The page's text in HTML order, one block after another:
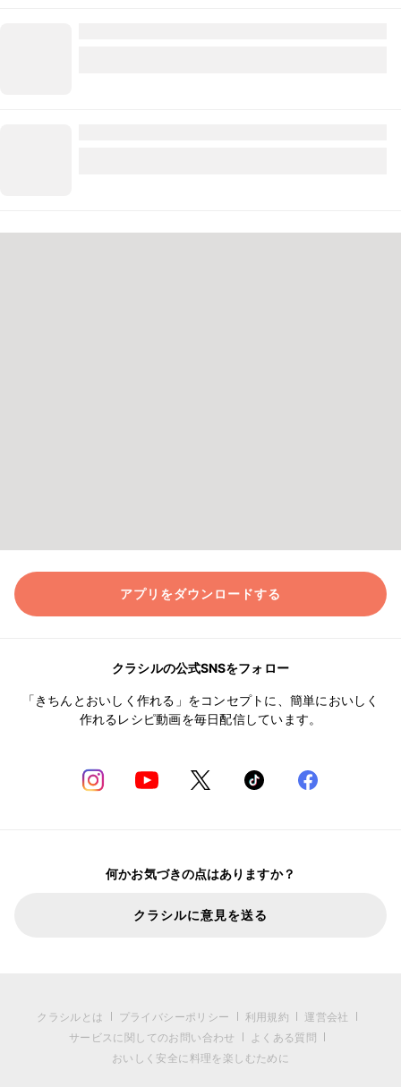
アプリをダウンロードする
クラシルの公式SNSをフォロー
「きちんとおいしく作れる」をコンセプトに、簡単においしく
作れるレシピ動画を毎日配信しています。
何かお気づきの点はありますか？
クラシルに意見を送る
クラシルとは プライバシーポリシー 利用規約
運営会社
サービスに関してのお問い合わせ
よくある質問
おいしく安全に料理を楽しむために